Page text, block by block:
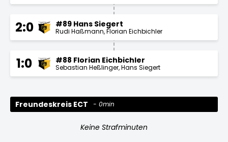
2:0 #89 Hans Siegert
Rudi Haßmann Florian Eichbichler
1:0 #88 Florian Eichbichler
Sebastian Heßlinger Hans Siegert
Freundeskreis ECT 0min
Keine Strafminuten